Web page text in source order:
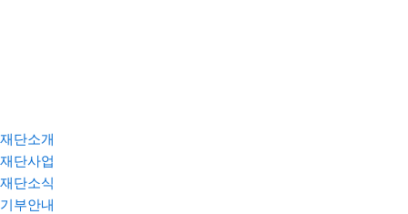
재단소개
이사장 인사말
설립취지 및 연혁
임원현황
재단사업
사업안내
박물관
재단소식
공지사항
기부안내